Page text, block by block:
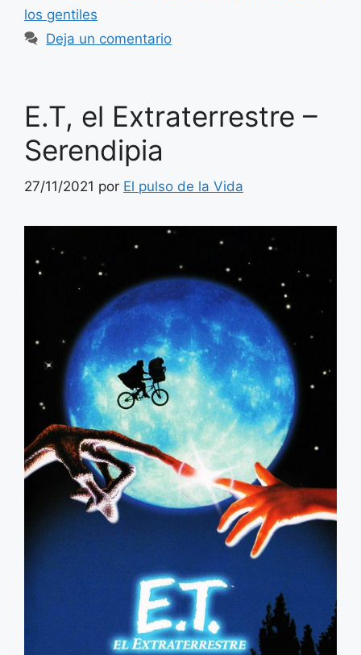
los gentiles
Deja un comentario
E.T, el Extraterrestre –
Serendipia
27/11/2021 por El pulso de la Vida